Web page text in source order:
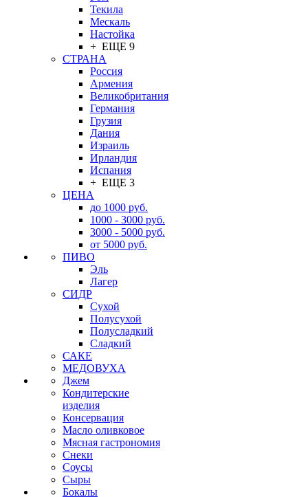
Текила
Мескаль
Настойка
+ ЕЩЕ 9
СТРАНА
Россия
Армения
Великобритания
Германия
Грузия
Дания
Израиль
Ирландия
Испания
+ ЕЩЕ 3
ЦЕНА
до 1000 руб.
1000 - 3000 руб.
3000 - 5000 руб.
от 5000 руб.
ПИВО
Эль
Лагер
СИДР
Сухой
Полусухой
Полусладкий
Сладкий
САКЕ
МЕДОВУХА
Джем
Кондитерские
изделия
Консервация
Масло оливковое
Мясная гастрономия
Снеки
Соусы
Сыры
Бокалы